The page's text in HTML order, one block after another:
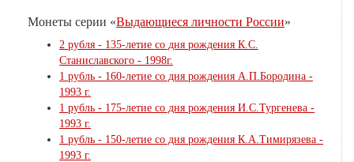
Монеты серии «Выдающиеся личности России»
2 рубля - 135-летие со дня рождения К.С.
Станиславского - 1998г.
1 рубль - 160-летие со дня рождения А.П.Бородина -
1993 г.
1 рубль - 175-летие со дня рождения И.С.Тургенева -
1993 г.
1 рубль - 150-летие со дня рождения К.А.Тимирязева -
1993 г.